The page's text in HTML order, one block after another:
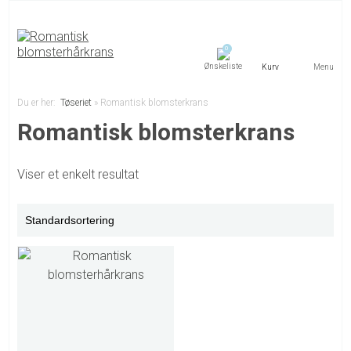
0
Menu
Du er her:Tøseriet » Romantisk blomsterkrans
Romantisk blomsterkrans
Viser et enkelt resultat